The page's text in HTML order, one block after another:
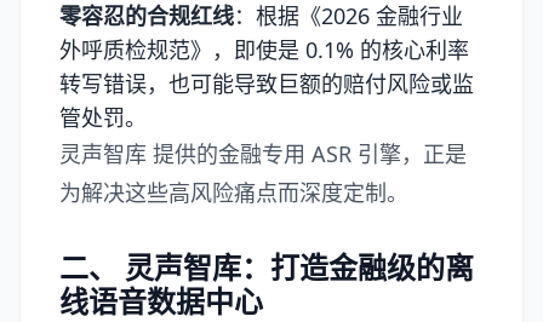
零容忍的合规红线：根据《2026 金融行业
外呼质检规范》，即使是 0.1% 的核心利率
转写错误，也可能导致巨额的赔付风险或监
管处罚。
灵声智库 提供的金融专用 ASR 引擎，正是
为解决这些高风险痛点而深度定制。
二、 灵声智库：打造金融级的离
线语音数据中心